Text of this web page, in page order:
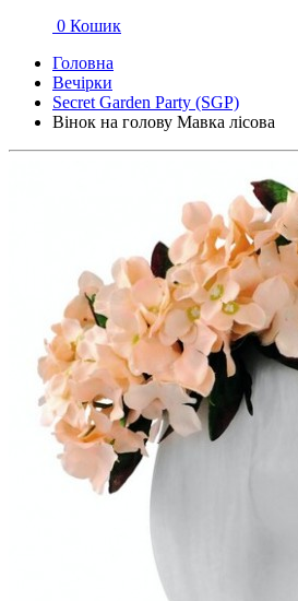
0 Кошик
Головна
Вечірки
Secret Garden Party (SGP)
Вінок на голову Мавка лісова